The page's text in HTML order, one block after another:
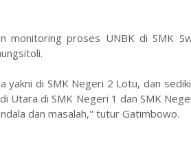
monitoring proses UNBK di SMK
yakni di SMK Negeri 2 Lotu, dan
Utara di SMK Negeri 1 dan SMK
dan masalah," tutur Gatimbowo.